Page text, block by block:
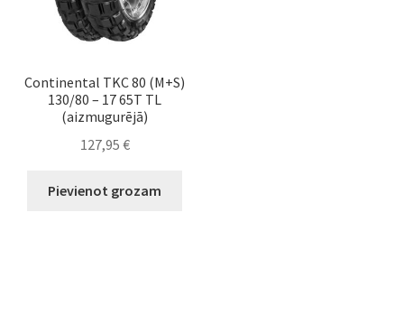
Continental TKC 80 (M+S)
130/80 – 17 65T TL
(aizmugurējā)
127,95 €
Pievienot grozam